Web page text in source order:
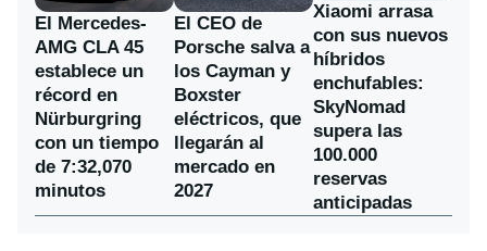
El Mercedes-
AMG CLA 45
establece un
récord en
Nürburgring
con un tiempo
de 7:32,070
minutos
El CEO de
Porsche salva a
los Cayman y
Boxster
eléctricos, que
llegarán al
mercado en
2027
Xiaomi arrasa
con sus nuevos
híbridos
enchufables:
SkyNomad
supera las
100.000
reservas
anticipadas